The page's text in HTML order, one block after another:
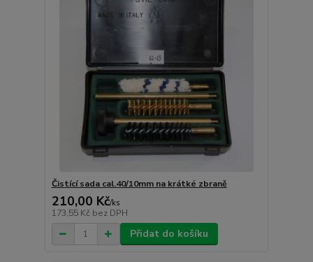
Čistící sada cal.40/10mm na krátké zbraně
210,00 Kč/ks
173,55 Kč bez DPH
Přidat do košíku